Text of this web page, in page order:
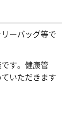
ーバッグ等で
す。健康管
いただきます